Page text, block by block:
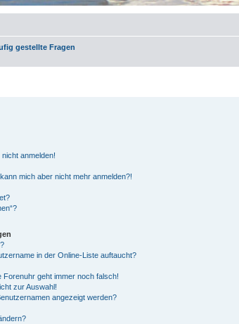
gestellte Fragen
anmelden!
mich aber nicht mehr anmelden?!
in der Online-Liste auftaucht?
Forenuhr geht immer noch falsch!
zur Auswahl!
angezeigt werden?